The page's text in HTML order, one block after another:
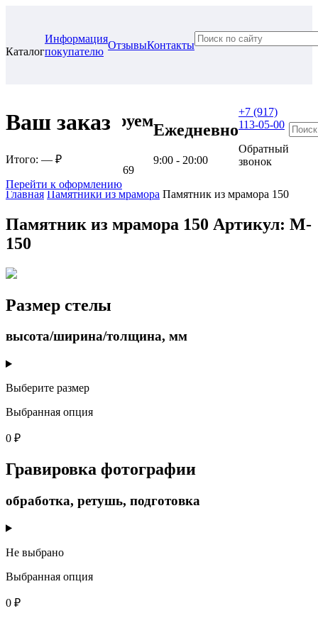
Каталог
Информация
покупателю
ОтзывыКонтакты
Ваш заказ
Итого: — ₽
Перейти к оформлению
Проконсультируем
г. Самара, ул. Гагарина, 69
Ежедневно
9:00 - 20:00
+7 (917)
113-05-00
Обратный
звонок
Главная Памятники из мрамора Памятник из мрамора 150
Памятник из мрамора 150 Артикул: M-
150
Размер стелы
высота/ширина/толщина, мм
Выберите размер
Выбранная опция
0 ₽
Гравировка фотографии
обработка, ретушь, подготовка
Не выбрано
Выбранная опция
0 ₽